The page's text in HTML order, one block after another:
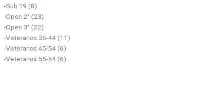
-Sub 19 (8)
-Open 2° (23)
-Open 3° (22)
-Veteranos 35-44 (11)
-Veteranos 45-54 (6)
-Veteranos 55-64 (6).